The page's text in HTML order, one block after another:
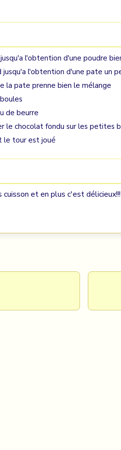
l'obtention d'une poudre
l'obtention d'une pate un
la pate prenne bien le mélange
de beurre
le chocolat fondu sur les petites
le tour est joué
et en plus c'est